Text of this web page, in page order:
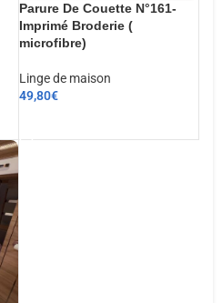
Parure De Couette N°161-
Imprimé Broderie (
microfibre)
Linge de maison
49,80€